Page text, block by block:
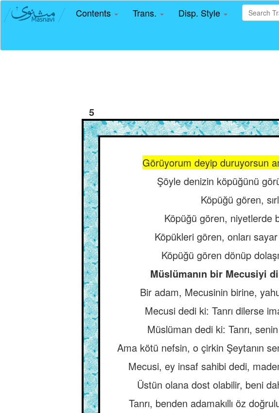
Contents Trans. Disp. Style
5
Görüyorum deyip duruyorsun
Şöyle denizin köpüğünü
Köpüğü gören,
Köpüğü gören, niyetlerde
Köpükleri gören, onları
Köpüğü gören dönüp
Müslümanın bir Mecusiyi
Bir adam, Mecusinin birine,
Mecusi dedi ki: Tanrı dilerse
Müslüman dedi ki: Tanrı,
Ama kötü nefsin, o çirkin Şeytanın
Mecusi, ey insaf sahibi dedi,
Üstün olana dost olabilir, beni
Tanrı, benden adamakıllı öz